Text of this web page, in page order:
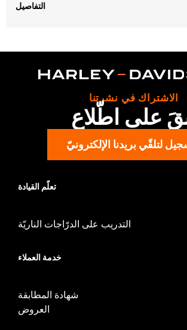
التفاصيل
Sold Separately:Conchos
1 leather rosette and lacing strap
d.com/warrantyfor full details
الاشتراك في نشرتنا
على اطّلاع
لتلقّي بريدنا الإلكترونيّ
تعلّم القيادة
التدريب على الدرّاجات الناريّة
خدمة العملاء
شهادة المطابقة
العروض